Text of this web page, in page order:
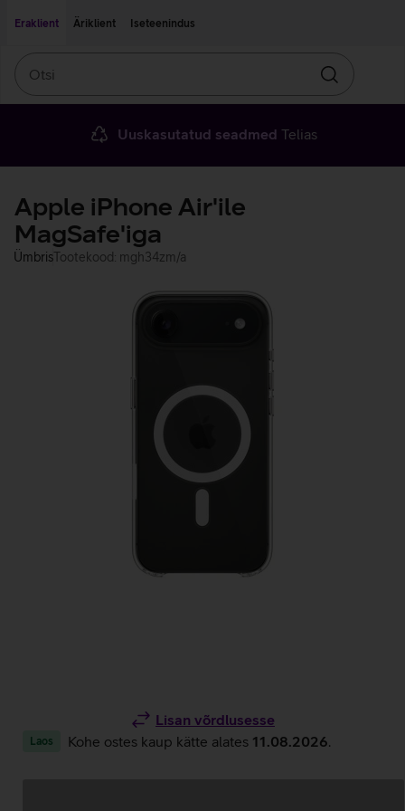
Eraklient
Äriklient Iseteenindus
Otsin
Uuskasutatud seadmed Telias
Apple iPhone Air'ile
MagSafe'iga
ÜmbrisTootekood: mgh34zm/a
Lisan võrdlusesse
Laos Kohe ostes kaup kätte alates 11.08.2026